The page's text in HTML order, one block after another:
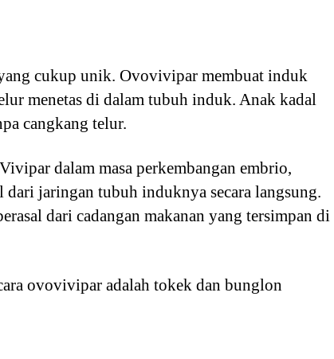
cukup unik. Ovovivipar membuat induk
menetas di dalam tubuh induk. Anak kadal
cangkang telur.
dalam masa perkembangan embrio,
dari jaringan tubuh induknya secara langsung.
dari cadangan makanan yang tersimpan di
ovovivipar adalah tokek dan bunglon